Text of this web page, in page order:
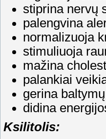
stiprina nervų
palengvina
normalizuoja
stimuliuoja
mažina
palankiai
gerina
didina
Ksilitolis: